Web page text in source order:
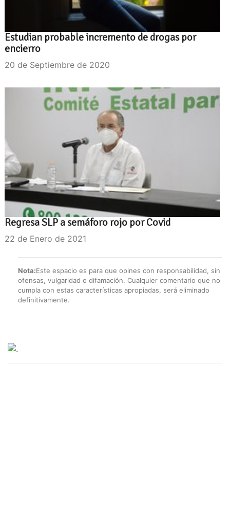
Estudian probable incremento de drogas por
encierro
20 de Septiembre de 2020
Regresa SLP a semáforo rojo por Covid
22 de Enero de 2021
Nota:Este espacio es para que opines con responsabilidad, sin
ofensas, vulgaridad o difamación. Cualquier comentario que no
cumpla con estas características apropiadas, será eliminado
definitivamente.